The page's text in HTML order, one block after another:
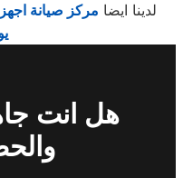
لدينا ايضا مركز صيانة
هل انت